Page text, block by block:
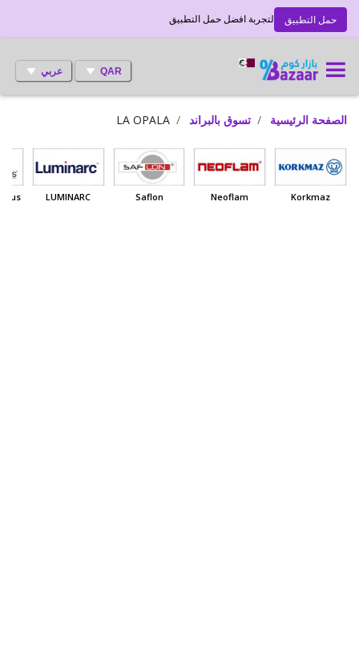
حمل التطبيق لتجربة افضل حمل التطبيق
QAR عربي
الصفحة الرئيسية تسوق بالبراند LA OPALA
Korkmaz
Neoflam
Saflon
LUMINARC